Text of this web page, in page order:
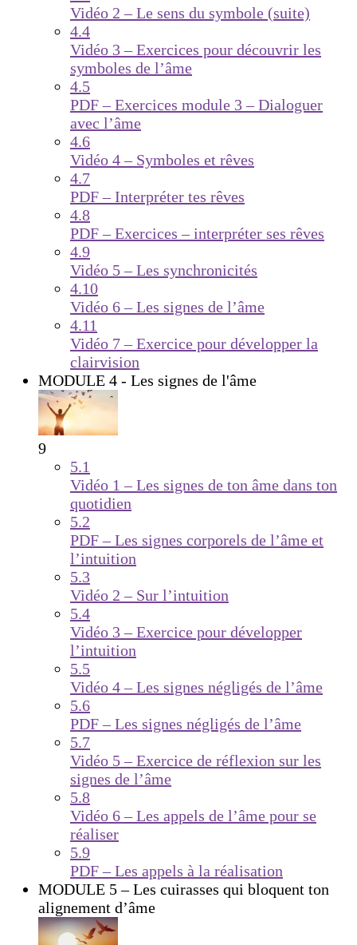
Vidéo 2 – Le sens du symbole (suite)
4.4
Vidéo 3 – Exercices pour découvrir les
symboles de l’âme
4.5
PDF – Exercices module 3 – Dialoguer
avec l’âme
4.6
Vidéo 4 – Symboles et rêves
4.7
PDF – Interpréter tes rêves
4.8
PDF – Exercices – interpréter ses rêves
4.9
Vidéo 5 – Les synchronicités
4.10
Vidéo 6 – Les signes de l’âme
4.11
Vidéo 7 – Exercice pour développer la
clairvision
MODULE 4 - Les signes de l'âme
9
5.1
Vidéo 1 – Les signes de ton âme dans ton
quotidien
5.2
PDF – Les signes corporels de l’âme et
l’intuition
5.3
Vidéo 2 – Sur l’intuition
5.4
Vidéo 3 – Exercice pour développer
l’intuition
5.5
Vidéo 4 – Les signes négligés de l’âme
5.6
PDF – Les signes négligés de l’âme
5.7
Vidéo 5 – Exercice de réflexion sur les
signes de l’âme
5.8
Vidéo 6 – Les appels de l’âme pour se
réaliser
5.9
PDF – Les appels à la réalisation
MODULE 5 – Les cuirasses qui bloquent ton
alignement d’âme